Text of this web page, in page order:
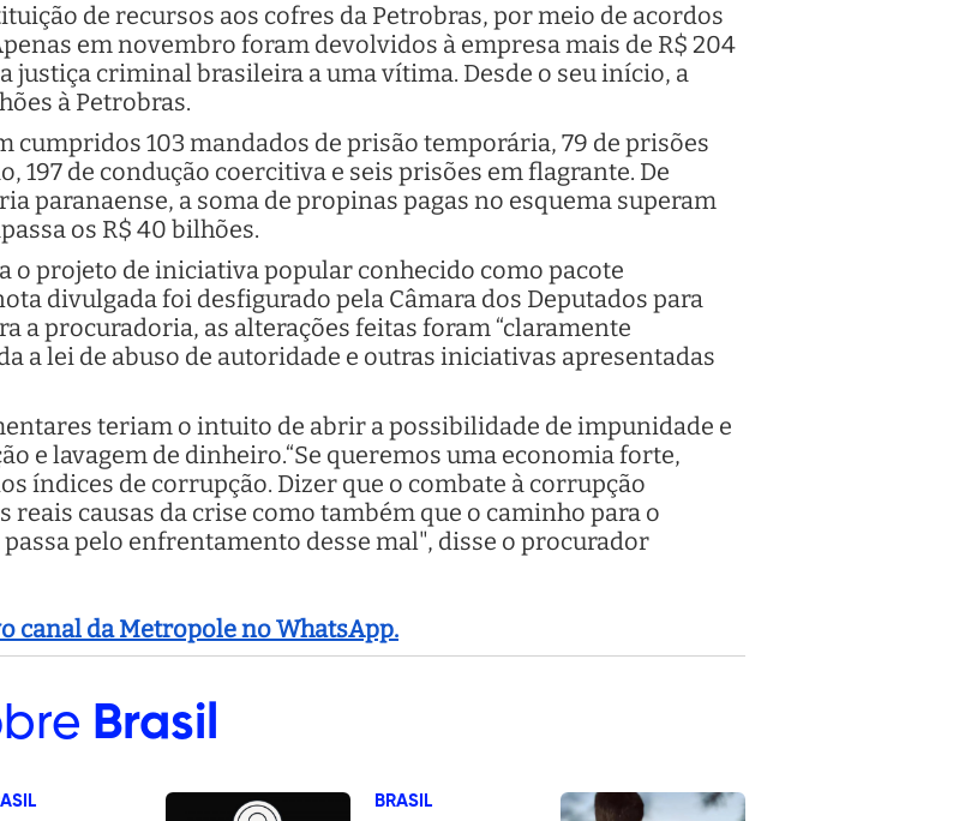
de recursos aos cofres da Petrobras, por meio de acordos
em novembro foram devolvidos à empresa mais de R$ 204
justiça criminal brasileira a uma vítima. Desde o seu início, a
à Petrobras.
cumpridos 103 mandados de prisão temporária, 79 de prisões
197 de condução coercitiva e seis prisões em flagrante. De
paranaense, a soma de propinas pagas no esquema superam
os R$ 40 bilhões.
o projeto de iniciativa popular conhecido como pacote
divulgada foi desfigurado pela Câmara dos Deputados para
a procuradoria, as alterações feitas foram “claramente
a lei de abuso de autoridade e outras iniciativas apresentadas
teriam o intuito de abrir a possibilidade de impunidade e
e lavagem de dinheiro.“Se queremos uma economia forte,
índices de corrupção. Dizer que o combate à corrupção
reais causas da crise como também que o caminho para o
pelo enfrentamento desse mal", disse o procurador
canal da Metropole no WhatsApp.
Brasil
BRASIL